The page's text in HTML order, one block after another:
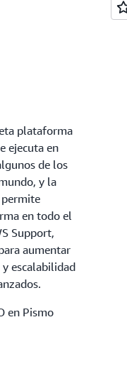
plataforma
ejecuta en
de los
y la
permite
en todo el
Support,
aumentar
escalabilidad
en Pismo